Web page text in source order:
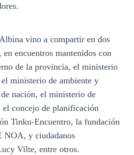
vino a compartir en dos
encuentros mantenidos con
de la provincia, el ministerio
ministerio de ambiente y
nación, el ministerio de
concejo de planificación
Tinku-Encuentro, la fundación
y ciudadanos
Vilte, entre otros.